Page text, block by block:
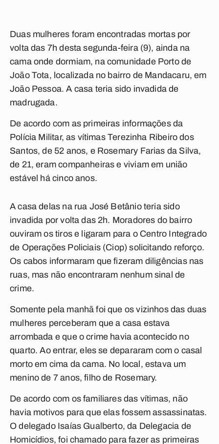
Duas mulheres foram encontradas mortas por
volta das 7h desta segunda-feira (9), ainda na
cama onde dormiam, na comunidade Porto de
João Tota, localizada no bairro de Mandacaru, em
João Pessoa. A casa teria sido invadida de
madrugada.
De acordo com as primeiras informações da
Polícia Militar, as vítimas Terezinha Ribeiro dos
Santos, de 52 anos, e Rosemary Farias da Silva,
de 21, eram companheiras e viviam em união
estável há cinco anos.
A casa delas na rua José Betânio teria sido
invadida por volta das 2h. Moradores do bairro
ouviram os tiros e ligaram para o Centro Integrado
de Operações Policiais (Ciop) solicitando reforço.
Os cabos informaram que fizeram diligências nas
ruas, mas não encontraram nenhum sinal de
crime.
Somente pela manhã foi que os vizinhos das duas
mulheres perceberam que a casa estava
arrombada e que o crime havia acontecido no
quarto. Ao entrar, eles se depararam com o casal
morto em cima da cama. No local, estava um
menino de 7 anos, filho de Rosemary.
De acordo com os familiares das vítimas, não
havia motivos para que elas fossem assassinatas.
O delegado Isaías Gualberto, da Delegacia de
Homicídios, foi chamado para fazer as primeiras